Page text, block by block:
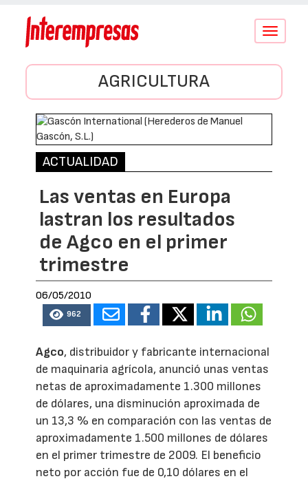
Conmutar
AGRICULTURA
ACTUALIDAD
Las ventas en Europa
lastran los resultados
de Agco en el primer
trimestre
06/05/2010
962
Agco, distribuidor y fabricante internacional
de maquinaria agrícola, anunció unas ventas
netas de aproximadamente 1.300 millones
de dólares, una disminución aproximada de
un 13,3 % en comparación con las ventas de
aproximadamente 1.500 millones de dólares
en el primer trimestre de 2009. El beneficio
neto por acción fue de 0,10 dólares en el